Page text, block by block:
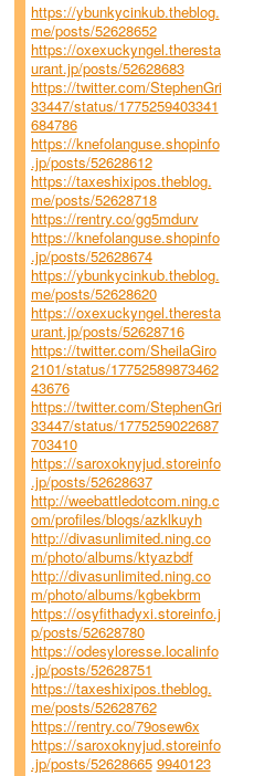
https://ybunkycinkub.theblog.
me/posts/52628652
https://oxexuckyngel.theresta
urant.jp/posts/52628683
https://twitter.com/StephenGri
33447/status/1775259403341
684786
https://knefolanguse.shopinfo
.jp/posts/52628612
https://taxeshixipos.theblog.
me/posts/52628718
https://rentry.co/gg5mdurv
https://knefolanguse.shopinfo
.jp/posts/52628674
https://ybunkycinkub.theblog.
me/posts/52628620
https://oxexuckyngel.theresta
urant.jp/posts/52628716
https://twitter.com/SheilaGiro
2101/status/17752589873462
43676
https://twitter.com/StephenGri
33447/status/1775259022687
703410
https://saroxoknyjud.storeinfo
.jp/posts/52628637
http://weebattledotcom.ning.c
om/profiles/blogs/azklkuyh
http://divasunlimited.ning.co
m/photo/albums/ktyazbdf
http://divasunlimited.ning.co
m/photo/albums/kgbekbrm
https://osyfithadyxi.storeinfo.j
p/posts/52628780
https://odesyloresse.localinfo
.jp/posts/52628751
https://taxeshixipos.theblog.
me/posts/52628762
https://rentry.co/79osew6x
https://saroxoknyjud.storeinfo
.jp/posts/52628665 9940123